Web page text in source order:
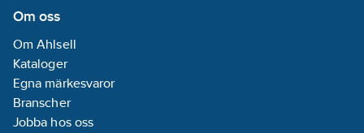
Om oss
Om Ahlsell
Kataloger
Egna märkesvaror
Branscher
Jobba hos oss